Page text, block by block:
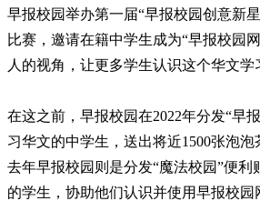
早报校园举办第一届“早报校园创意新星
比赛，邀请在籍中学生成为“早报校园
人的视角，让更多学生认识这个华文学
在这之前，早报校园在2022年分发“早
习华文的中学生，送出将近1500张泡泡
去年早报校园则是分发“魔法校园”便利
的学生，协助他们认识并使用早报校园